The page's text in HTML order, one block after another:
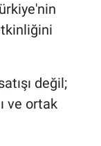
değil;
ve ortak